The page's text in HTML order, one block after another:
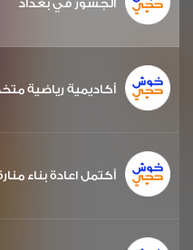
الجسور في بغداد
أكاديمية رياضية
أكتمل اعادة بناء